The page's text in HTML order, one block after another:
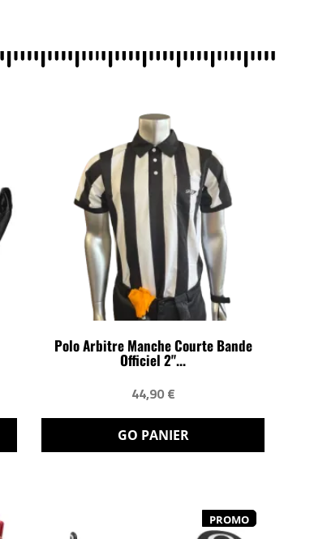
Polo Arbitre Manche Courte Bande
Officiel 2"...
44,90 €
GO PANIER
PROMO